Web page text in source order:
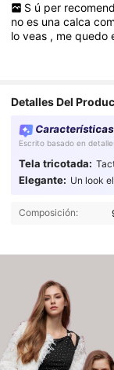
S ú per
noes unacalca
loveas , mequedo
Detalles Del
Escrito basado en
Tela tricotada:
Elegante: Un look
Composición: